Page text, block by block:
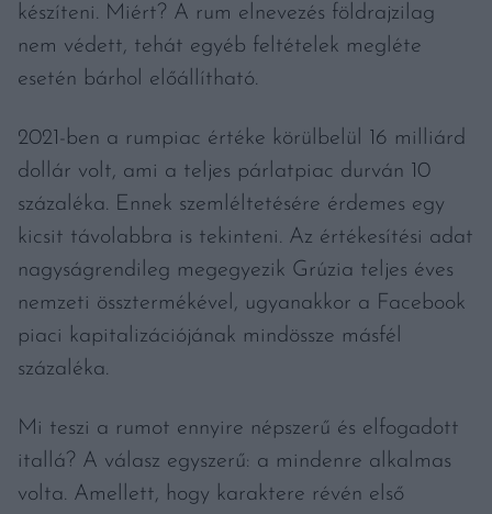
készíteni. Miért? A rum elnevezés földrajzilag
nem védett, tehát egyéb feltételek megléte
esetén bárhol előállítható.
2021-ben a rumpiac értéke körülbelül 16 milliárd
dollár volt, ami a teljes párlatpiac durván 10
százaléka. Ennek szemléltetésére érdemes egy
kicsit távolabbra is tekinteni. Az értékesítési adat
nagyságrendileg megegyezik Grúzia teljes éves
nemzeti össztermékével, ugyanakkor a Facebook
piaci kapitalizációjának mindössze másfél
százaléka.
Mi teszi a rumot ennyire népszerű és elfogadott
itallá? A válasz egyszerű: a mindenre alkalmas
volta. Amellett, hogy karaktere révén első